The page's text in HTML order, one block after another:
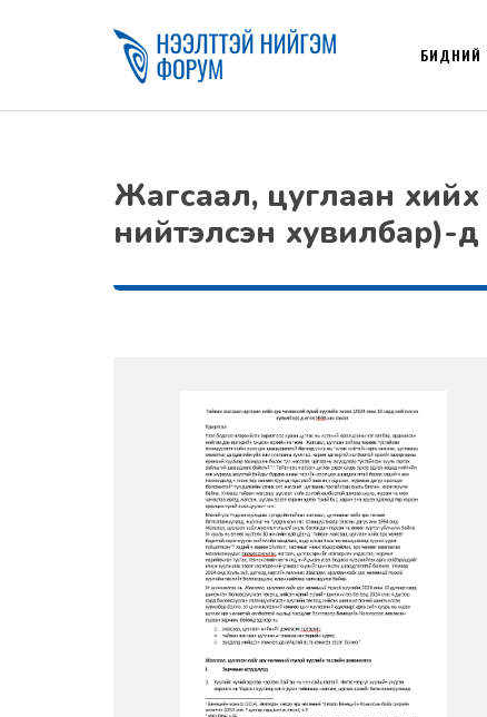
БИДНИЙ
Жагсаал, цуглаан хийх
нийтэлсэн хувилбар)-